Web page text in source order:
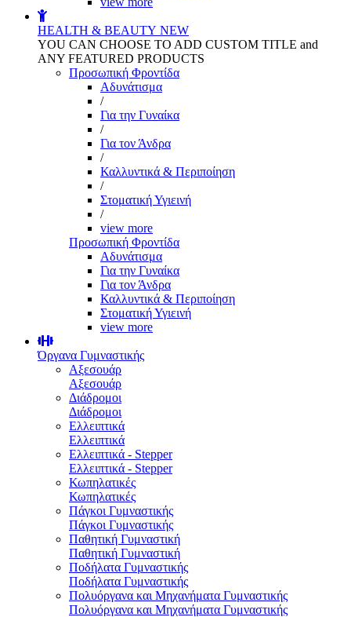
HEALTH & BEAUTY NEW
YOU CAN CHOOSE TO ADD CUSTOM TITLE and
ANY FEATURED PRODUCTS
Προσωπική Φροντίδα
Αδυνάτισμα
/
Για την Γυναίκα
/
Για τον Άνδρα
/
Καλλυντικά & Περιποίηση
/
Στοματική Υγιεινή
/
view more
Προσωπική Φροντίδα
Αδυνάτισμα
Για την Γυναίκα
Για τον Άνδρα
Καλλυντικά & Περιποίηση
Στοματική Υγιεινή
view more
Όργανα Γυμναστικής
Αξεσουάρ
Αξεσουάρ
Διάδρομοι
Διάδρομοι
Ελλειπτικά
Ελλειπτικά
Ελλειπτικά - Stepper
Ελλειπτικά - Stepper
Κωπηλατικές
Κωπηλατικές
Πάγκοι Γυμναστικής
Πάγκοι Γυμναστικής
Παθητική Γυμναστική
Παθητική Γυμναστική
Ποδήλατα Γυμναστικής
Ποδήλατα Γυμναστικής
Πολυόργανα και Μηχανήματα Γυμναστικής
Πολυόργανα και Μηχανήματα Γυμναστικής